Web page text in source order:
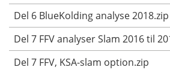
Del 6 BlueKolding analyse 2018.zip
Del 7 FFV analyser Slam 2016 til
Del 7 FFV, KSA-slam option.zip